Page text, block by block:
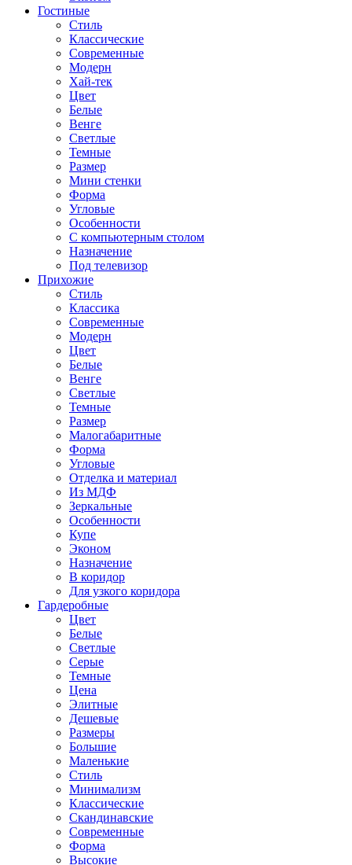
Гостиные
Стиль
Классические
Современные
Модерн
Хай-тек
Цвет
Белые
Венге
Светлые
Темные
Размер
Мини стенки
Форма
Угловые
Особенности
С компьютерным столом
Назначение
Под телевизор
Прихожие
Стиль
Классика
Современные
Модерн
Цвет
Белые
Венге
Светлые
Темные
Размер
Малогабаритные
Форма
Угловые
Отделка и материал
Из МДФ
Зеркальные
Особенности
Купе
Эконом
Назначение
В коридор
Для узкого коридора
Гардеробные
Цвет
Белые
Светлые
Серые
Темные
Цена
Элитные
Дешевые
Размеры
Большие
Маленькие
Стиль
Минимализм
Классические
Скандинавские
Современные
Форма
Высокие